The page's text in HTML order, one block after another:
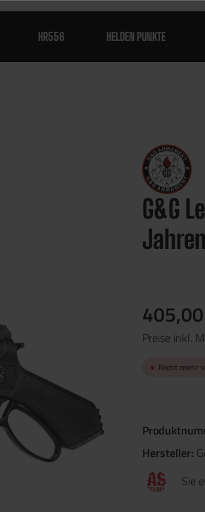
HR556 HELDEN PUNKTE
G&G
Jahren
Preise inkl.
Nicht mehr
Hersteller:
Sie